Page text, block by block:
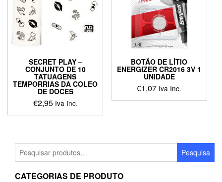
SECRET PLAY –
CONJUNTO DE 10
TATUAGENS
TEMPORRIAS DA COLEO
DE DOCES
€2,95 Iva Inc.
BOTÃO DE LÍTIO
ENERGIZER CR2016 3V 1
UNIDADE
€1,07 Iva Inc.
por:
Pesquisa
CATEGORIAS DE PRODUTO